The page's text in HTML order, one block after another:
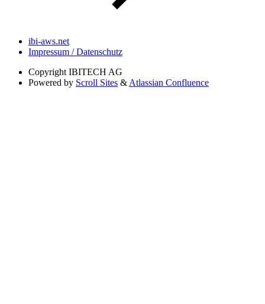
ibi-aws.net
Impressum / Datenschutz
Copyright IBITECH AG
Powered by Scroll Sites & Atlassian Confluence